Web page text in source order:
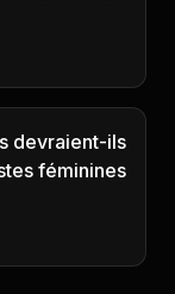
devraient-ils
féminines